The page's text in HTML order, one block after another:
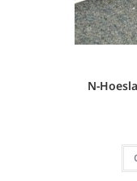
N-